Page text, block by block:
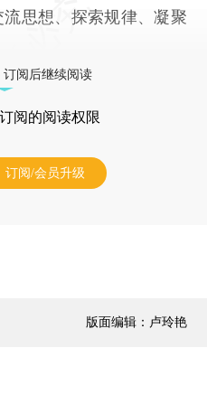
思想、探索规律、凝聚
订阅后继续阅读
阅的阅读权限
订阅/会员升级
版面编辑：卢玲艳